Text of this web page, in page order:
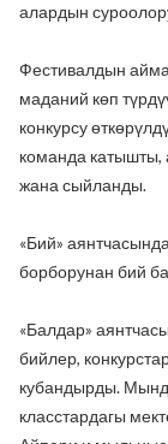
алардын
Фестивалдын
маданий көп
конкурсу
команда
жана сыйланды.
«Бий»
борборунан бий
«Балдар»
бийлер,
кубандырды.
класстардагы